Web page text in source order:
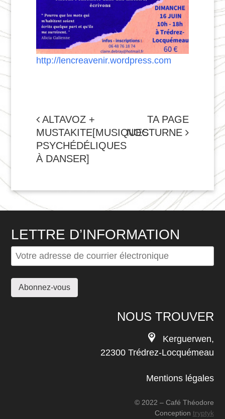
http://lencreavenir.wordpress.com
NAVIGATION
DE
L'ARTICLE
ALTAVOZ +
MUSTAKITE[MUSIQUES
PSYCHÉDÉLIQUES
À DANSER]
TA PAGE
NOCTURNE
LETTRE D’INFORMATION
NOUS TROUVER
Kerguerwen,
22300 Trédrez-Locquémeau
Mentions légales
© 2022 – Café Théodore
Conception tryptyk